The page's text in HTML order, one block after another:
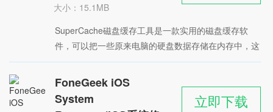
大小：15.1MB
星级：
SuperCache磁盘缓存工具是一款实用的磁盘缓存软
件，可以把一些原来电脑的硬盘数据存储在内存中，这
样就可以让计算机直接读取内存中的数据，不仅效率更
高，还减少了磁盘读写的次数
FoneGeek iOS
System
立即下载